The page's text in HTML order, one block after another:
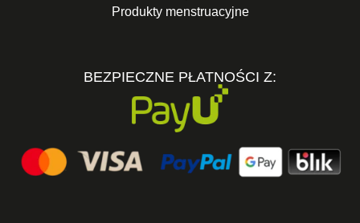
Produkty menstruacyjne
BEZPIECZNE PŁATNOŚCI Z: